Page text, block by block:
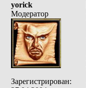
yorick
Модератор
Зарегистрирован: